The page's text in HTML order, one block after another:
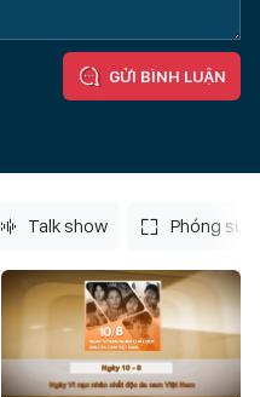
GỬI BÌNH LUẬN
Talk show Phóng sự